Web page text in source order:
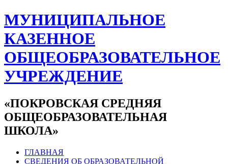
МУНИЦИПАЛЬНОЕ
КАЗЕННОЕ
ОБЩЕОБРАЗОВАТЕЛЬНОЕ
УЧРЕЖДЕНИЕ
«ПОКРОВСКАЯ СРЕДНЯЯ
ОБЩЕОБРАЗОВАТЕЛЬНАЯ
ШКОЛА»
ГЛАВНАЯ
СВЕДЕНИЯ ОБ ОБРАЗОВАТЕЛЬНОЙ